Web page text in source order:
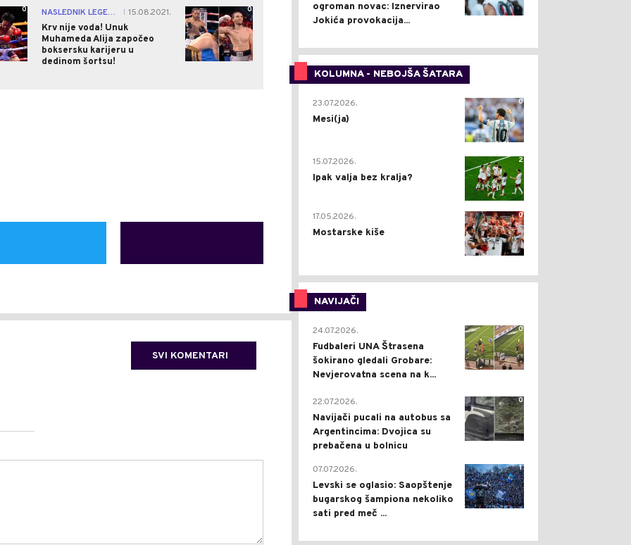
0 NASLEDNIK LEGENDE
15.08.2021.
Krv nije voda! Unuk
Muhameda Alija započeo
boksersku karijeru u
dedinom šortsu!
0
SVI KOMENTARI
ogroman novac: Iznervirao
Jokića provokacija...
KOLUMNA - NEBOJŠA ŠATARA
0
23.07.2026.
Mesi(ja)
2
15.07.2026.
Ipak valja bez kralja?
0
17.05.2026.
Mostarske kiše
NAVIJAČI
0
24.07.2026.
Fudbaleri UNA Štrasena
šokirano gledali Grobare:
Nevjerovatna scena na k...
0
22.07.2026.
Navijači pucali na autobus sa
Argentincima: Dvojica su
prebačena u bolnicu
1
07.07.2026.
Levski se oglasio: Saopštenje
bugarskog šampiona nekoliko
sati pred meč ...